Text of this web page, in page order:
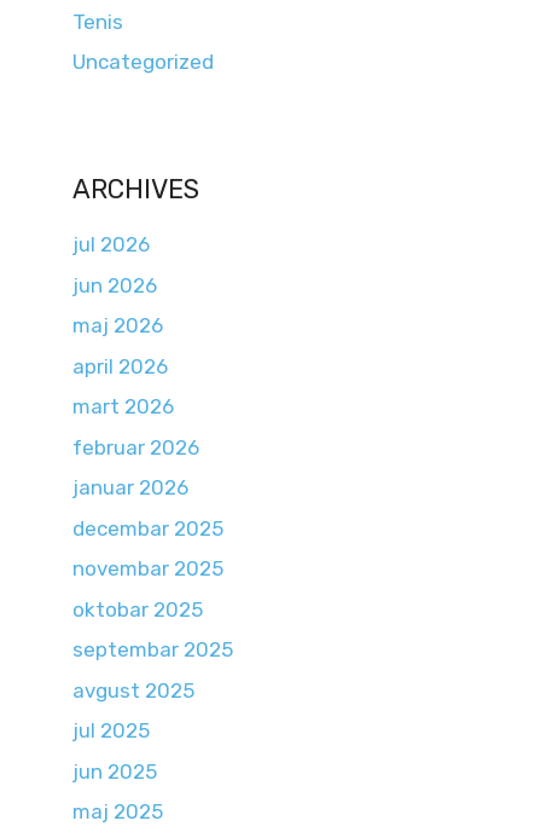
Tenis
Uncategorized
ARCHIVES
jul 2026
jun 2026
maj 2026
april 2026
mart 2026
februar 2026
januar 2026
decembar 2025
novembar 2025
oktobar 2025
septembar 2025
avgust 2025
jul 2025
jun 2025
maj 2025